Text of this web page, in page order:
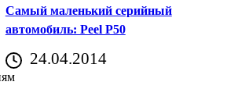
Самый маленький серийный
автомобиль: Peel P50
24.04.2014